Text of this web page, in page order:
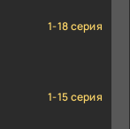
1-18 серия
1-15 серия